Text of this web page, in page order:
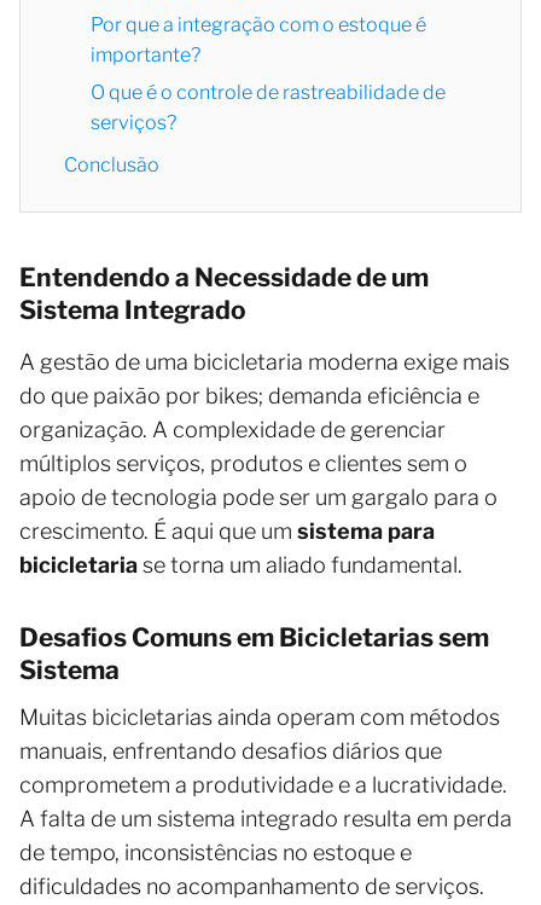
Por que a integração com o estoque é
importante?
O que é o controle de rastreabilidade de
serviços?
Conclusão
Entendendo a Necessidade de um
Sistema Integrado
A gestão de uma bicicletaria moderna exige mais
do que paixão por bikes; demanda eficiência e
organização. A complexidade de gerenciar
múltiplos serviços, produtos e clientes sem o
apoio de tecnologia pode ser um gargalo para o
crescimento. É aqui que um sistema para
bicicletariase torna um aliado fundamental.
Desafios Comuns em Bicicletarias sem
Sistema
Muitas bicicletarias ainda operam com métodos
manuais, enfrentando desafios diários que
comprometem a produtividade e a lucratividade.
A falta de um sistema integrado resulta em perda
de tempo, inconsistências no estoque e
dificuldades no acompanhamento de serviços.